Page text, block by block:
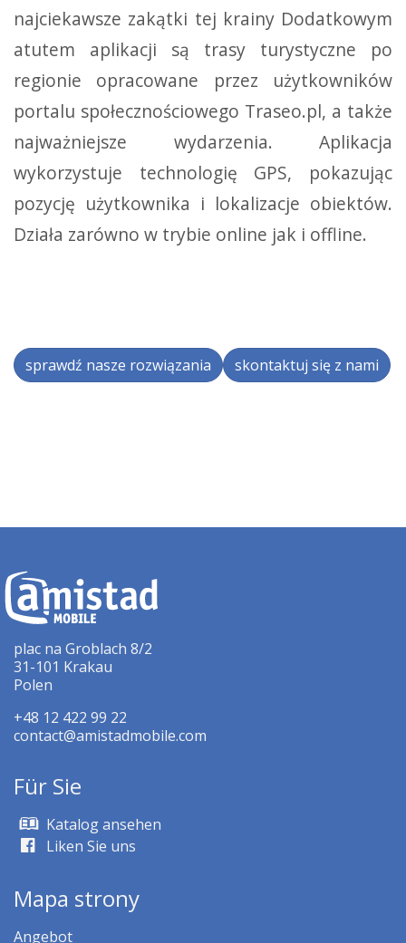
najciekawsze zakątki tej krainy Dodatkowym
atutem aplikacji są trasy turystyczne po
regionie opracowane przez użytkowników
portalu społecznościowego Traseo.pl, a także
najważniejsze wydarzenia. Aplikacja
wykorzystuje technologię GPS, pokazując
pozycję użytkownika i lokalizacje obiektów.
Działa zarówno w trybie online jak i offline.
sprawdź nasze rozwiązania skontaktuj się z nami
plac na Groblach 8/2
31-101 Krakau
Polen
+48 12 422 99 22
contact@amistadmobile.com
Für Sie
Katalog ansehen
Liken Sie uns
Mapa strony
Angebot